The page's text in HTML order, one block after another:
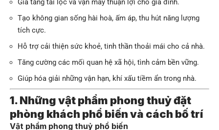
Gia tăng tài lộc và vận may thuận lợi cho gia đình.
Tạo không gian sống hài hoà, ấm áp, thu hút năng lượng
tích cực.
Hỗ trợ cải thiện sức khoẻ, tinh thần thoải mái cho cả nhà.
Tăng cường các mối quan hệ xã hội, tình cảm bền vững.
Giúp hóa giải những vận hạn, khí xấu tiềm ẩn trong nhà.
1. Những vật phẩm phong thuỷ đặt
phòng khách phổ biến và cách bố trí
Vật phẩm phong thuỷ phổ biến